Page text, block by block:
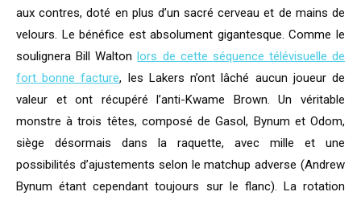
aux contres, doté en plus d’un sacré cerveau et de mains de
velours. Le bénéfice est absolument gigantesque. Comme le
soulignera Bill Waltonlors de cette séquence télévisuelle de
fort bonne facture, les Lakers n’ont lâché aucun joueur de
valeur et ont récupéré l’anti-Kwame Brown. Un véritable
monstre à trois têtes, composé de Gasol, Bynum et Odom,
siège désormais dans la raquette, avec mille et une
possibilités d’ajustements selon le matchup adverse (Andrew
Bynum étant cependant toujours sur le flanc). La rotation